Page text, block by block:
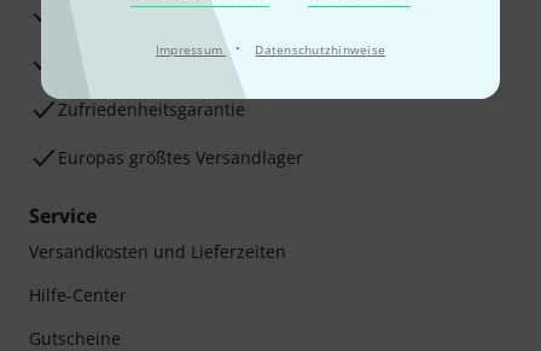
Impressum · Datenschutzhinweise
Reparaturservice
Beratung durch Fachexperten
Zufriedenheitsgarantie
Europas größtes Versandlager
Service
Versandkosten und Lieferzeiten
Hilfe-Center
Gutscheine